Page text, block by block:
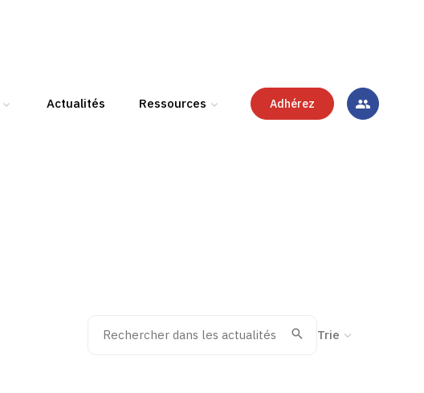
Actualités Ressources Adhérez
Recherche
ValiderTrier la recherche